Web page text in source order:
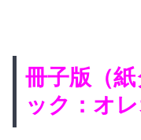
冊子版（
ック：オ